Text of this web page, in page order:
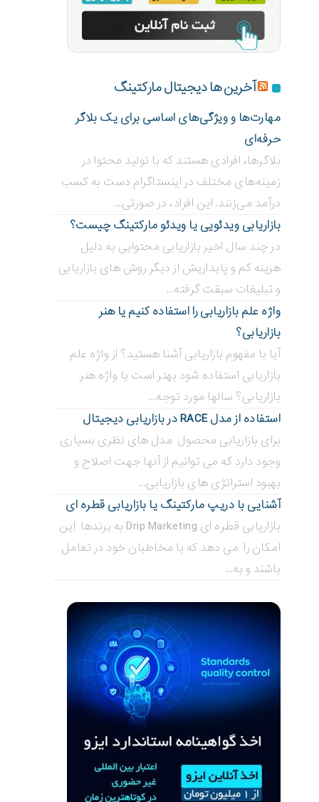
آخرین ها دیجیتال مارکتینگ
مهارت‌ها و ویژگی‌های اساسی برای یک بلاگر
حرفه‌ای
بلاگر‌ها، افرادی هستند که با تولید محتوا در
زمینه‌های مختلف در اینستاگرام دست به کسب
درآمد می‌زنند. این افراد، در صورتی...
بازاریابی ویدئویی ‌یا ویدئو مارکتینگ چیست؟
در چند سال اخیر بازاریابی محتوایی به دلیل
هزینه کم و پایداریش از دیگر روش های بازاریابی
و تبلیغات سبقت گرفته...
واژه علم بازاریابی را استفاده کنیم یا هنر
بازاریابی؟
آیا با مفهوم بازاریابی آشنا هستید؟ از واژه علم
بازاریابی استفاده شود بهتر است یا واژه هنر
بازاریابی؟ سالها مورد توجه...
استفاده از مدل RACE در بازاریابی دیجیتال
برای بازاریابی محصول مدل های نظری بسیاری
وجود دارد که می توانیم از آنها جهت اصلاح و
بهبود استراتژی های بازاریابی...
آشنایی با دریپ مارکتینگ یا بازاریابی قطره ای
بازاریابی قطره ای Drip Marketing به برندها این
امکان را می دهد که با مخاطبان خود در تعامل
باشند و به...